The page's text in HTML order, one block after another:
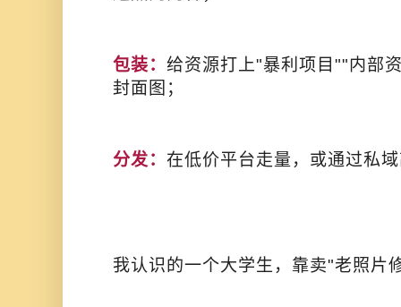
包装： 给资源打上"暴利项目""内部
封面图；
分发： 在低价平台走量，或通过私
我认识的一个大学生，靠卖"老照片